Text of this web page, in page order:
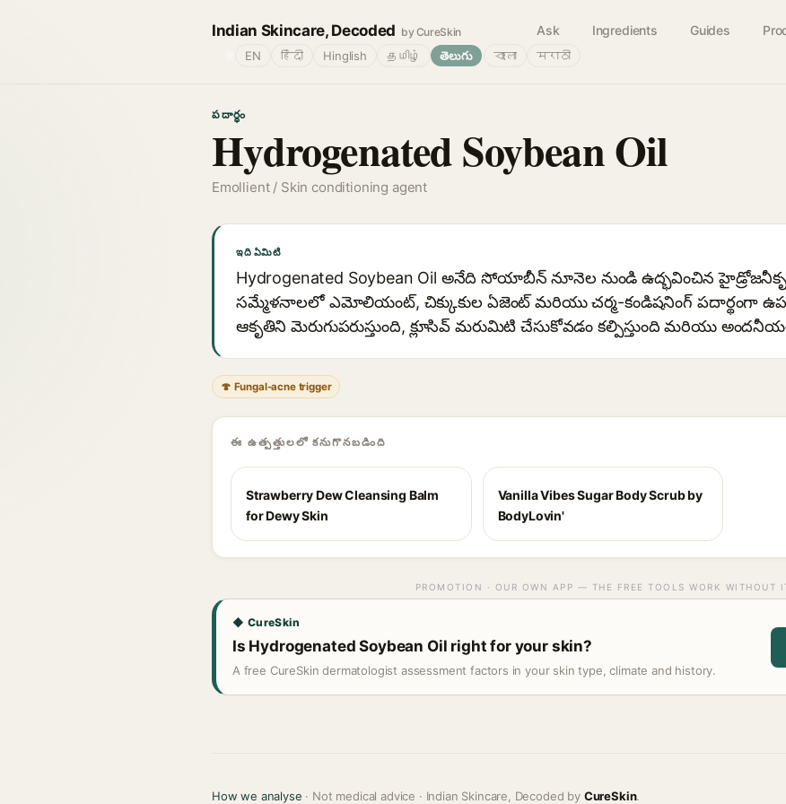
Indian Skincare, Decoded by CureSkin Ask Ingredients Guides
EN हिंदी Hinglish தமிழ் తెలుగు বাংলা मराठी
పదార్థం
Hydrogenated Soybean Oil
Emollient / Skin conditioning agent
ఇది ఏమిటి
Hydrogenated Soybean Oil అనేది సోయాబీన్ నూనెల నుండి ఉద్భవించిన
సమ్మేళనాలలో ఎమోలియంట్, చిక్కుకుల ఏజెంట్ మరియు చర్మ-కండిషనింగ్ పదార్థంగా
ఆకృతిని మెరుగుపరుస్తుంది, క్లూసివ్ మరుమిటి చేసుకోవడం కల్పిస్తుంది మరియు
🍄 Fungal-acne trigger
ఈ ఉత్పత్తులలో కనుగొనబడింది
Strawberry Dew Cleansing Balm
for Dewy Skin
Vanilla Vibes Sugar Body Scrub by
BodyLovin'
PROMOTION · OUR OWN APP — THE FREE TOOLS WORK WITHOUT
◆ CureSkin
Is Hydrogenated Soybean Oil right for your skin?
A free CureSkin dermatologist assessment factors in your skin type, climate and history.
How we analyse · Not medical advice · Indian Skincare, Decoded by CureSkin.